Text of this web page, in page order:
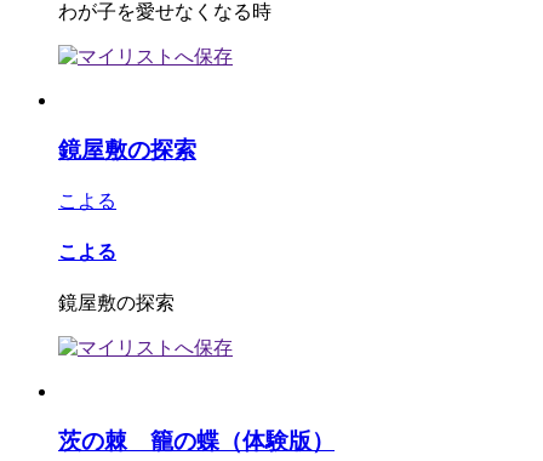
わが子を愛せなくなる時
鏡屋敷の探索
こよる
こよる
鏡屋敷の探索
茨の棘 籠の蝶（体験版）